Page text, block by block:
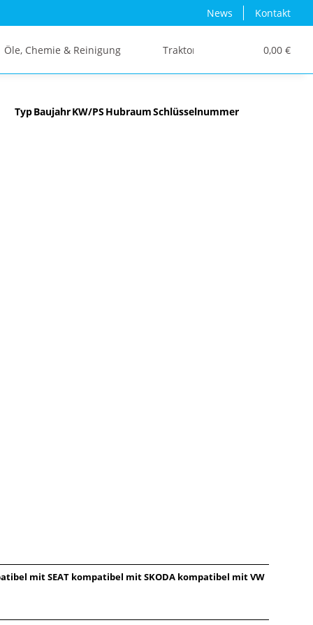
News Kontakt
0,00 €
Öle, Chemie & Reinigung Traktor/Schlepper/LKW
TypBaujahrKW/PS HubraumSchlüsselnummer
mit SEAT kompatibel mit SKODA kompatibel mit VW